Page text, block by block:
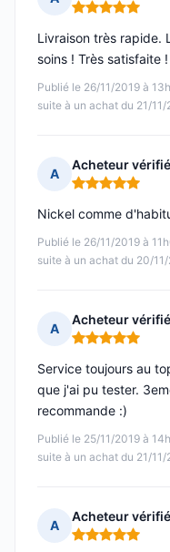
Note : 5 sur 5
Publié le 26/11/2019 à
suite à un achat du 21/11/
Livraison très rapide.
soins ! Très satisfaite !
A
Acheteur vérifié
Note : 5 sur 5
Publié le 26/11/2019 à
suite à un achat du 20/
Nickel comme
A
Acheteur vérifié
Note : 5 sur 5
Publié le 25/11/2019 à
suite à un achat du 21/11/
Service toujours au
que j'ai pu tester.
recommande :)
A
Acheteur vérifié
Note : 5 sur 5